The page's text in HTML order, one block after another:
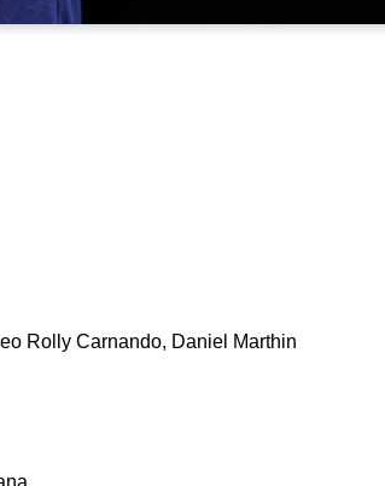
Rolly Carnando, Daniel Marthin